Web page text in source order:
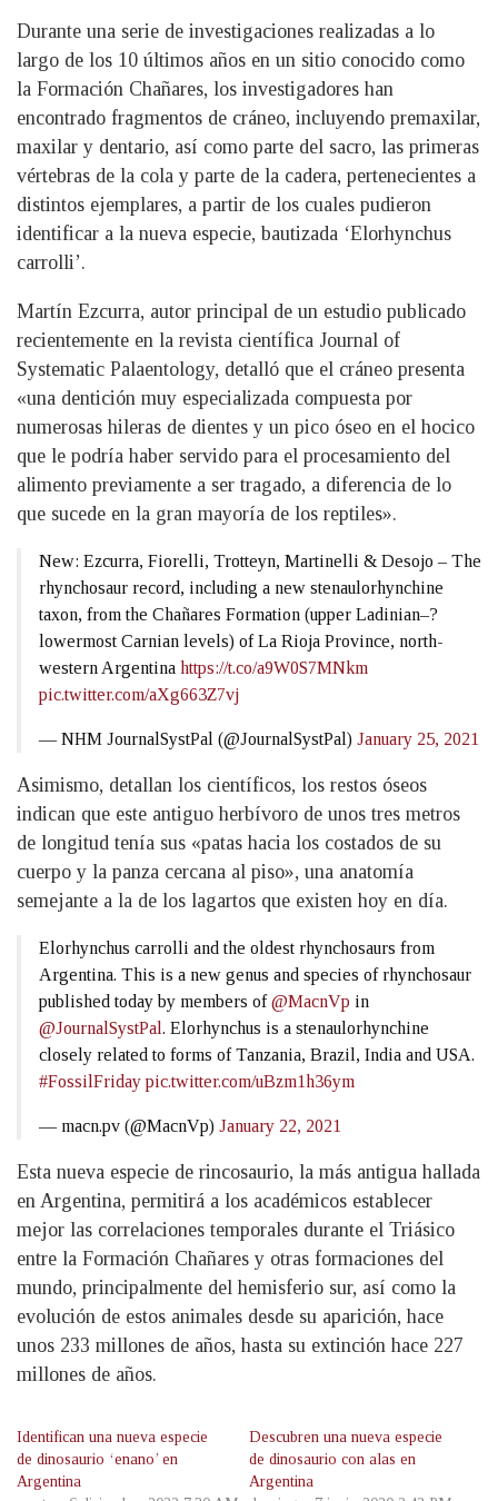
Durante una serie de investigaciones realizadas a lo
largo de los 10 últimos años en un sitio conocido como
la Formación Chañares, los investigadores han
encontrado fragmentos de cráneo, incluyendo premaxilar,
maxilar y dentario, así como parte del sacro, las primeras
vértebras de la cola y parte de la cadera, pertenecientes a
distintos ejemplares, a partir de los cuales pudieron
identificar a la nueva especie, bautizada ‘Elorhynchus
carrolli’.
Martín Ezcurra, autor principal de un estudio publicado
recientemente en la revista científica Journal of
Systematic Palaentology, detalló que el cráneo presenta
«una dentición muy especializada compuesta por
numerosas hileras de dientes y un pico óseo en el hocico
que le podría haber servido para el procesamiento del
alimento previamente a ser tragado, a diferencia de lo
que sucede en la gran mayoría de los reptiles».
New: Ezcurra, Fiorelli, Trotteyn, Martinelli & Desojo – The
rhynchosaur record, including a new stenaulorhynchine
taxon, from the Chañares Formation (upper Ladinian–?
lowermost Carnian levels) of La Rioja Province, north-
western Argentina https://t.co/a9W0S7MNkm
pic.twitter.com/aXg663Z7vj
— NHM JournalSystPal (@JournalSystPal) January 25, 2021
Asimismo, detallan los científicos, los restos óseos
indican que este antiguo herbívoro de unos tres metros
de longitud tenía sus «patas hacia los costados de su
cuerpo y la panza cercana al piso», una anatomía
semejante a la de los lagartos que existen hoy en día.
Elorhynchus carrolli and the oldest rhynchosaurs from
Argentina. This is a new genus and species of rhynchosaur
published today by members of@MacnVp in
@JournalSystPal. Elorhynchus is a stenaulorhynchine
closely related to forms of Tanzania, Brazil, India and USA.
#FossilFriday pic.twitter.com/uBzm1h36ym
— macn.pv (@MacnVp) January 22, 2021
Esta nueva especie de rincosaurio, la más antigua hallada
en Argentina, permitirá a los académicos establecer
mejor las correlaciones temporales durante el Triásico
entre la Formación Chañares y otras formaciones del
mundo, principalmente del hemisferio sur, así como la
evolución de estos animales desde su aparición, hace
unos 233 millones de años, hasta su extinción hace 227
millones de años.
Identifican una nueva especie
de dinosaurio ‘enano’ en
Argentina
Descubren una nueva especie
de dinosaurio con alas en
Argentina